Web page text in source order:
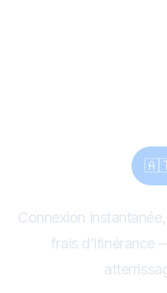
Connexion
frais d’itinérance